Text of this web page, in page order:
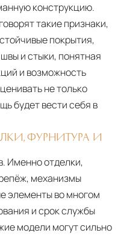
конструкцию.
такие признаки,
покрытия,
и стыки, понятная
и возможность
не только
будет вести себя в
ФУРНИТУРА И
Именно отделки,
механизмы
элементы во многом
и срок службы
модели могут сильно